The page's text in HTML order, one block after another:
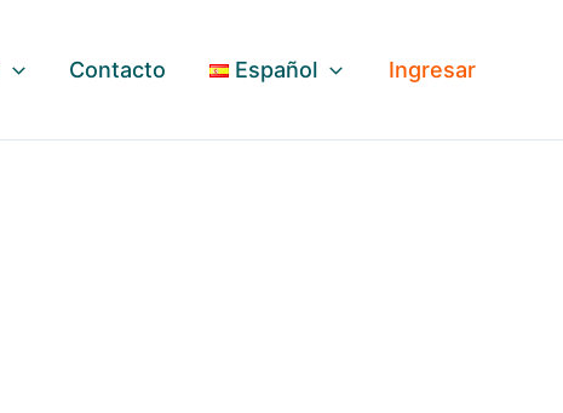
Contacto Español Ingresar